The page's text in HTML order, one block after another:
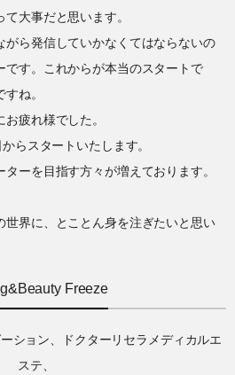
大事だと思います。
がら発信していかなくてはならないの
です。これからが本当のスタートで
ね。
疲れ様でした。
らスタートいたします。
ーを目指す方々が増えております。
世界に、とことん身を注ぎたいと思い
Freeze
ション、ドクターリセラメディカルエ
ステ、